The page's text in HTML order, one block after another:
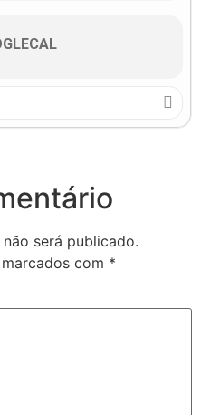
será publicado.
com *